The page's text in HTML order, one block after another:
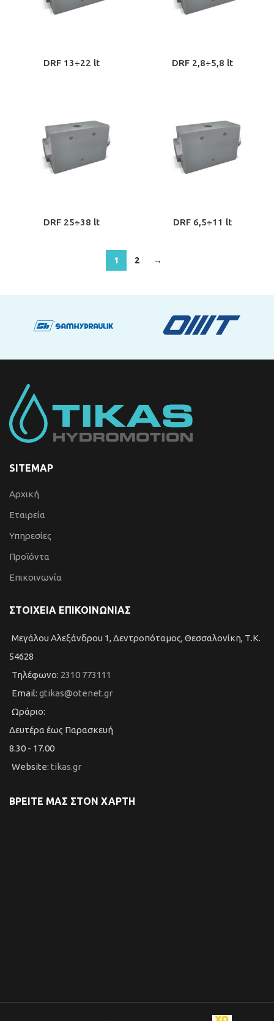
DRF 13÷22 lt DRF 2,8÷5,8 lt
DRF 25÷38 lt DRF 6,5÷11 lt
1 2 →
SITEMAP
Αρχική
Εταιρεία
Υπηρεσίες
Προϊόντα
Επικοινωνία
ΣΤΟΙΧΕΙΑ ΕΠΙΚΟΙΝΩΝΙΑΣ
Μεγάλου Αλεξάνδρου 1, Δεντροπόταμος, Θεσσαλονίκη, Τ.Κ.
54628
Τηλέφωνο: 2310 773111
Email: gtikas@otenet.gr
Ωράριο:
Δευτέρα έως Παρασκευή
8.30 - 17.00
Website: tikas.gr
ΒΡΕΙΤΕ ΜΑΣ ΣΤΟΝ ΧΑΡΤΗ